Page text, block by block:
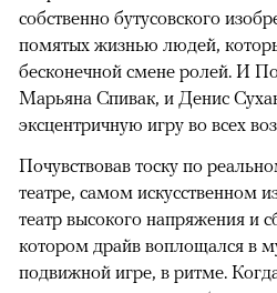
собственно бутусовского
помятых жизнью людей,
бесконечной смене ролей. И
Марьяна Спивак, и Денис
эксцентричную игру во всех
Почувствовав тоску по
театре, самом искусственном
театр высокого напряжения и
котором драйв воплощался в
подвижной игре, в ритме.